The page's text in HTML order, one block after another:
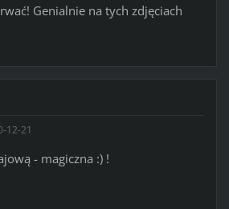
Genialnie na tych zdjęciach
12-21
- magiczna :) !